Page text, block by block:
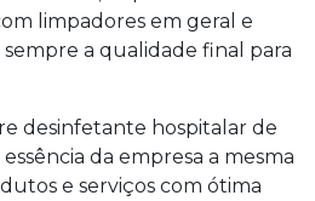
limpadores em geral e
a qualidade final para
desinfetante hospitalar de
essência da empresa a mesma
e serviços com ótima